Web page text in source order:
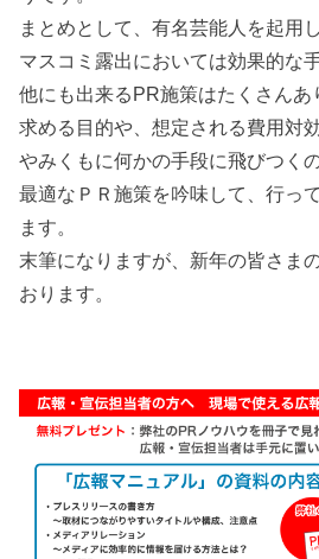
まとめとして、有名芸能人を起用
マスコミ露出においては効果的な
他にも出来るPR施策はたくさんあ
求める目的や、想定される費用対
やみくもに何かの手段に飛びつく
最適なＰＲ施策を吟味して、行っ
ます。
末筆になりますが、新年の皆さま
おります。